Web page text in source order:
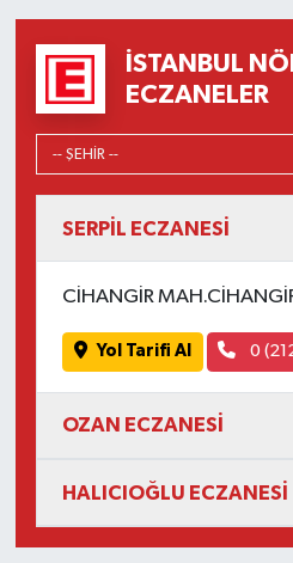
İSTANBUL
ECZANELER
SERPİL ECZANESİ
CİHANGİR
Yol Tarifi Al 0
OZAN ECZANESİ
HALICIOĞLU ECZANESİ